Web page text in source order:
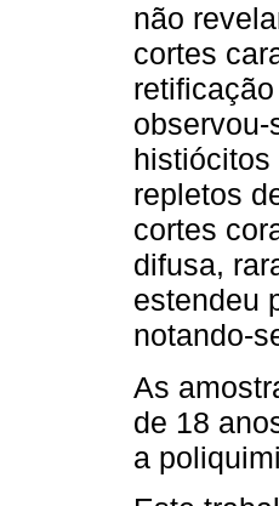
não
cortes
repletos
cortes
difusa,
estendeu
notando-
As
de 18
a